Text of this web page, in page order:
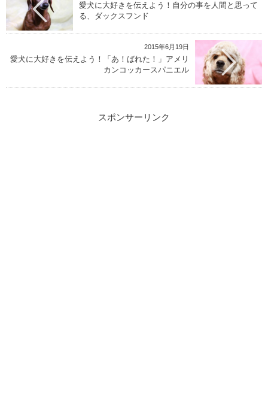
愛犬に大好きを伝えよう！自分の事を人間と思って
る、ダックスフンド
2015年6月19日
愛犬に大好きを伝えよう！「あ！ばれた！」アメリ
カンコッカースパニエル
スポンサーリンク